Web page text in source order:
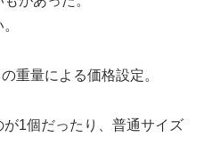
重量による価格設定。
1個だったり、普通サイズ